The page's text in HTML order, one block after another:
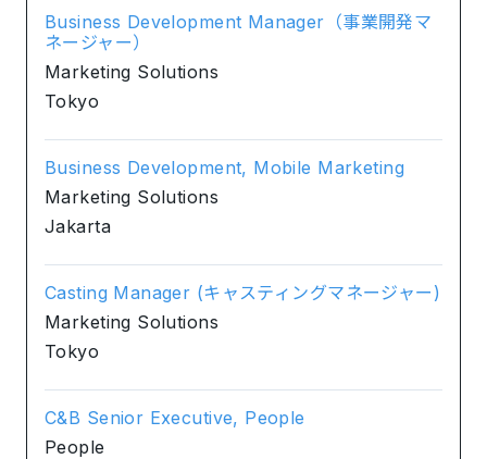
Business Development Manager（事業開発マ
ネージャー）
Marketing Solutions
Tokyo
Business Development, Mobile Marketing
Marketing Solutions
Jakarta
Casting Manager (キャスティングマネージャー)
Marketing Solutions
Tokyo
C&B Senior Executive, People
People